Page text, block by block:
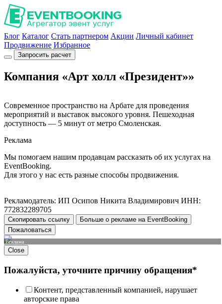
Блог Каталог Стать партнером Акции Личный кабинет
Продвижение Избранное
Запросить расчет
Компания «Арт холл «Президент»»
Современное пространство на Арбате для проведения
мероприятий и выставок высокого уровня. Пешеходная
доступность — 5 минут от метро Смоленская.
Реклама
Мы помогаем нашим продавцам рассказать об их услугах на
EventBooking.
Для этого у нас есть разные способы продвижения.
Рекламодатель: ИП Осипов Никита Владимирович ИНН:
772832289705
Скопировать ссылку
Больше о рекламе на EventBooking
Пожаловаться
Реклама
Close
Пожалуйста, уточните причину обращения*
Контент, представленный компанией, нарушает
авторские права